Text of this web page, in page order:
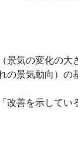
景気の変化の大
の景気動向）の
改善を示してい